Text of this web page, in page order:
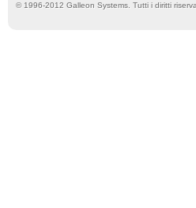
© 1996-2012 Galleon Systems. Tutti i diritti